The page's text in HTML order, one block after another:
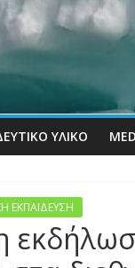
ΥΛΙΚΌ
ΕΚΠΑΙΔΕΥΣΗ